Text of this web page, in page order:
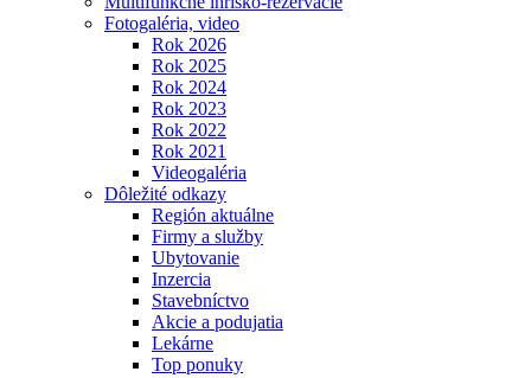
Fotogaléria, video
Rok 2026
Rok 2025
Rok 2024
Rok 2023
Rok 2022
Rok 2021
Videogaléria
Dôležité odkazy
Región aktuálne
Firmy a služby
Ubytovanie
Inzercia
Stavebníctvo
Akcie a podujatia
Lekárne
Top ponuky